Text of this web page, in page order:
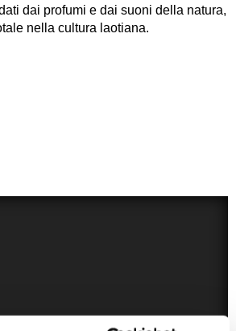
dai profumi e dai suoni della natura,
nella cultura laotiana.